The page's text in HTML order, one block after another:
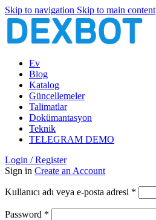
Skip to navigation Skip to main content
Ev
Blog
Katalog
Güncellemeler
Talimatlar
Dokümantasyon
Teknik
TELEGRAM DEMO
Login / Register
Sign in Create an Account
Kullanıcı adı veya e-posta adresi *
Password *